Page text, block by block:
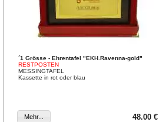
´1 Grösse - Ehrentafel "EKH.Ravenna-gold"
RESTPOSTEN
MESSINGTAFEL
Kassette in rot oder blau
48.00 €